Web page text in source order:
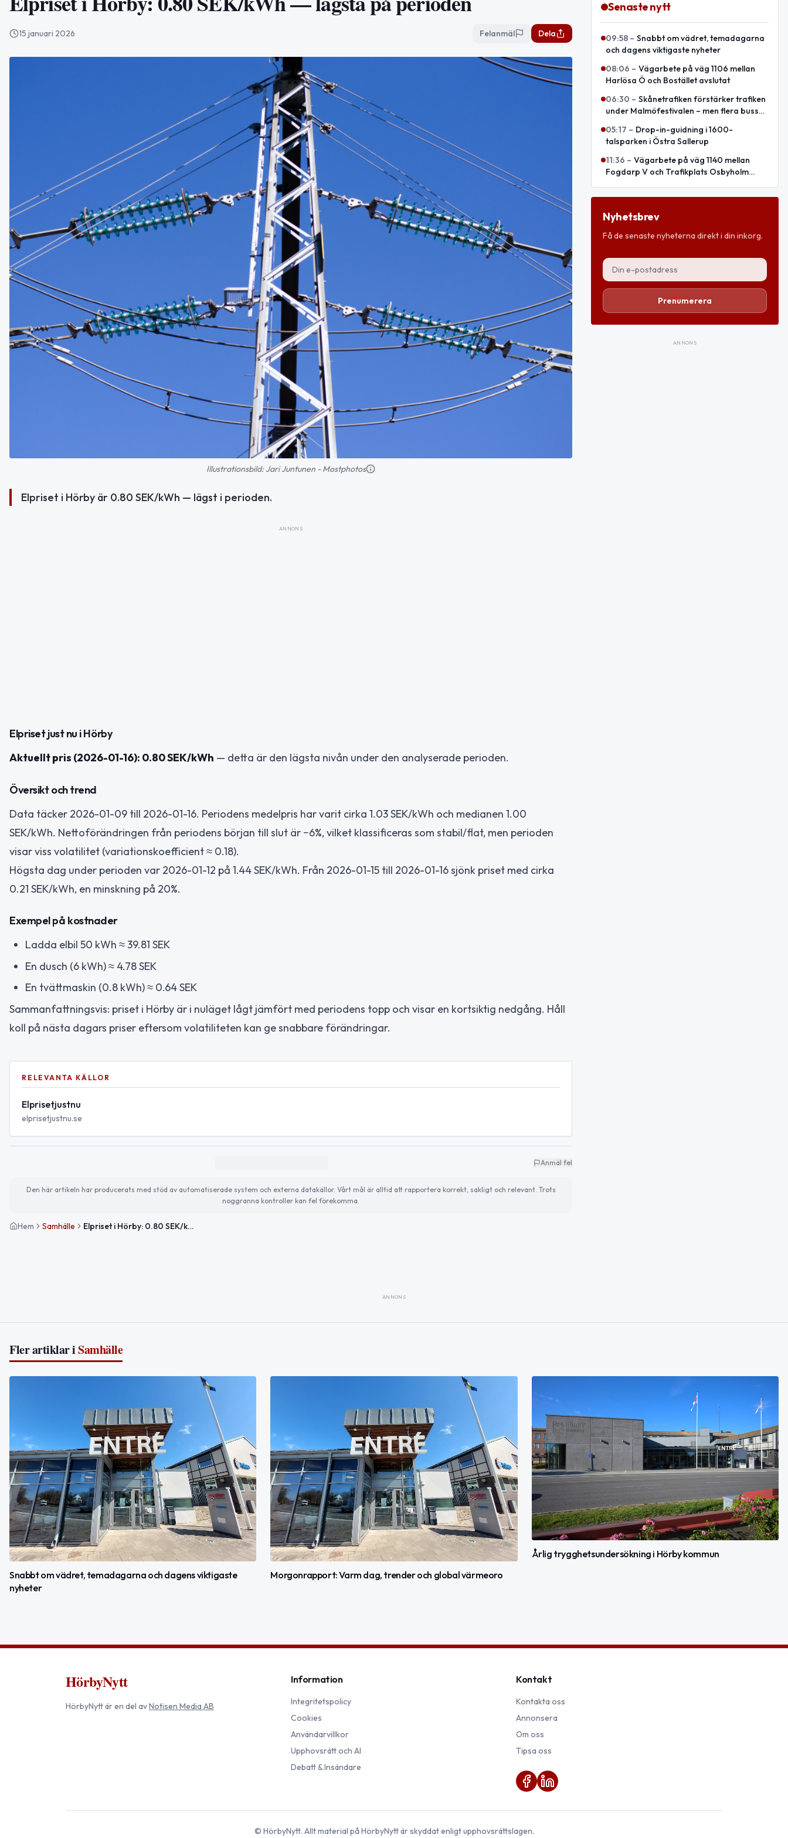
15 januari 2026 Felanmäl Dela
Illustrationsbild: Jari Juntunen - Mostphotos
Elpriset i Hörby är 0.80 SEK/kWh — lägst i perioden.
ANNONS
Elpriset just nu i Hörby
Aktuellt pris (2026-01-16): 0.80 SEK/kWh — detta är den lägsta nivån under den analyserade perioden.
Översikt och trend
Data täcker 2026-01-09 till 2026-01-16. Periodens medelpris har varit cirka 1.03 SEK/kWh och medianen 1.00
SEK/kWh. Nettoförändringen från periodens början till slut är −6%, vilket klassificeras som stabil/flat, men perioden
visar viss volatilitet (variationskoefficient ≈ 0.18).
Högsta dag under perioden var 2026-01-12 på 1.44 SEK/kWh. Från 2026-01-15 till 2026-01-16 sjönk priset med cirka
0.21 SEK/kWh, en minskning på 20%.
Exempel på kostnader
Ladda elbil 50 kWh ≈ 39.81 SEK
En dusch (6 kWh) ≈ 4.78 SEK
En tvättmaskin (0.8 kWh) ≈ 0.64 SEK
Sammanfattningsvis: priset i Hörby är i nuläget lågt jämfört med periodens topp och visar en kortsiktig nedgång. Håll
koll på nästa dagars priser eftersom volatiliteten kan ge snabbare förändringar.
RELEVANTA KÄLLOR
Elprisetjustnu
elprisetjustnu.se
Anmäl fel
Den här artikeln har producerats med stöd av automatiserade system och externa datakällor. Vårt mål är alltid att rapportera korrekt, sakligt och relevant. Trots
noggranna kontroller kan fel förekomma.
Hem Samhälle Elpriset i Hörby: 0.80 SEK/kWh — lägsta på perioden
Senaste nytt
09:58 – Snabbt om vädret, temadagarna
och dagens viktigaste nyheter
08:06 – Vägarbete på väg 1106 mellan
Harlösa Ö och Bostället avslutat
06:30 – Skånetrafiken förstärker trafiken
under Malmöfestivalen – men flera bussar
05:17 – Drop-in-guidning i 1600-
talsparken i Östra Sallerup
11:36 – Vägarbete på väg 1140 mellan
Fogdarp V och Trafikplats Osbyholm
Nyhetsbrev
Få de senaste nyheterna direkt i din inkorg.
Prenumerera
ANNONS
ANNONS
Fler artiklar iSamhälle
Snabbt om vädret, temadagarna och dagens viktigaste
nyheter
Morgonrapport: Varm dag, trender och global värmeoro
Årlig trygghetsundersökning i Hörby kommun
HörbyNytt
HörbyNyttär en del avNotisen Media AB
Information
Integritetspolicy
Cookies
Användarvillkor
Upphovsrätt och AI
Debatt & Insändare
Kontakt
Kontakta oss
Annonsera
Om oss
Tipsa oss
© HörbyNytt. Allt material påHörbyNyttär skyddat enligt upphovsrättslagen.